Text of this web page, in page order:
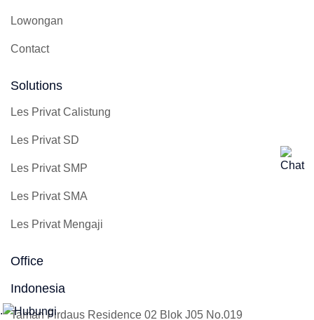
Lowongan
Contact
Solutions
Les Privat Calistung
Les Privat SD
Les Privat SMP
Les Privat SMA
Les Privat Mengaji
Office
Indonesia
Taman Firdaus Residence 02 Blok J05 No.019
.